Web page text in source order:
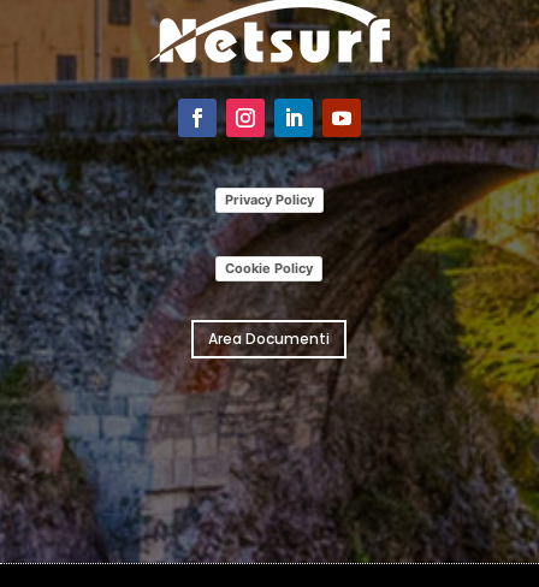
Privacy Policy
Cookie Policy
Area Documenti